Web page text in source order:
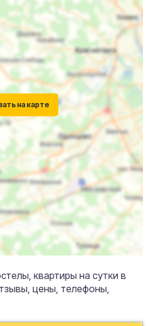
квартиры на сутки в
цены, телефоны,